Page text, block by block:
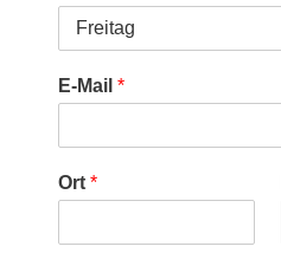
E-Mail *
Ort *